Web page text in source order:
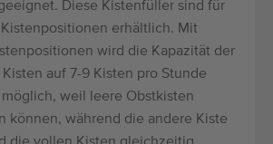
Diese Kistenfüller sind für
erhältlich. Mit
wird die Kapazität der
auf 7-9 Kisten pro Stunde
weil leere Obstkisten
können, während die andere Kiste